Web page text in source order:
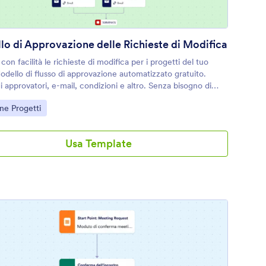
di Approvazione delle Richieste di Modifica
facilità le richieste di modifica per i progetti del tuo
di flusso di approvazione automatizzato gratuito.
approvatori, e-mail, condizioni e altro. Senza bisogno di
Progetti
Usa Template